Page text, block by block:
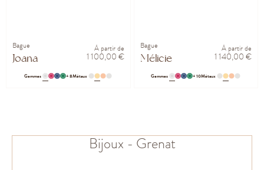
Bague
Joana
À partir de
1 100,00 €
Gemmes + 8Métaux
Bague
Mélicie
À partir de
1 140,00 €
Gemmes + 10Métaux
Bijoux - Grenat